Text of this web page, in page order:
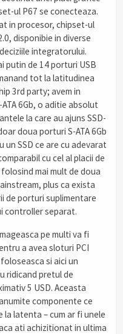
ul P67 se conecteaza.
in procesor, chipset-ul
disponibie in diverse
integratorului.
putin de 14 porturi USB
tot la latitudinea
3rd party; avem in
6Gb, o aditie absolut
la care au ajuns SSD-
doua porturi S-ATA 6Gb
SSD ce are cu adevarat
cu cel al placii de
mai mult de doua
plus ca exista
de porturi suplimentare
controller separat.
pe multi va fi
a avea sloturi PCI
si aici un
ridicand pretul de
5 USD. Aceasta
componente ce
la latenta – cum ar fi unele
ati achizitionat in ultima